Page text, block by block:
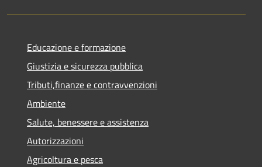
Educazione e formazione
Giustizia e sicurezza pubblica
Tributi,finanze e contravvenzioni
Ambiente
Salute, benessere e assistenza
Autorizzazioni
Agricoltura e pesca